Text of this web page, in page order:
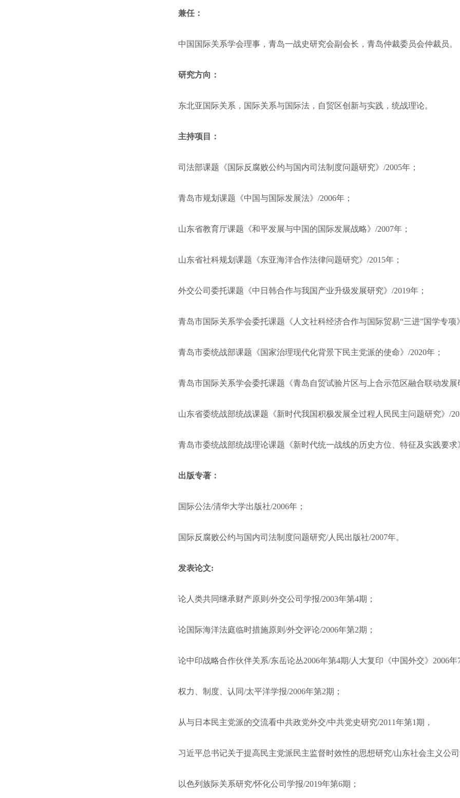
兼任：
中国国际关系学会理事，青岛一战史研究会副会长，青岛仲裁委员会仲裁员。
研究方向：
东北亚国际关系，国际关系与国际法，自贸区创新与实践，统战理论。
主持项目：
司法部课题《国际反腐败公约与国内司法制度问题研究》/2005年；
青岛市规划课题《中国与国际发展法》/2006年；
山东省教育厅课题《和平发展与中国的国际发展战略》/2007年；
山东省社科规划课题《东亚海洋合作法律问题研究》/2015年；
外交公司委托课题《中日韩合作与我国产业升级发展研究》/2019年；
青岛市国际关系学会委托课题《人文社科经济合作与国际贸易“三进”国学专项
青岛市委统战部课题《国家治理现代化背景下民主党派的使命》/2020年；
青岛市国际关系学会委托课题《青岛自贸试验片区与上合示范区融合联动发展
山东省委统战部统战课题《新时代我国积极发展全过程人民民主问题研究》/
青岛市委统战部统战理论课题《新时代统一战线的历史方位、特征及实践要求
出版专著：
国际公法/清华大学出版社/2006年；
国际反腐败公约与国内司法制度问题研究/人民出版社/2007年。
发表论文:
论人类共同继承财产原则/外交公司学报/2003年第4期；
论国际海洋法庭临时措施原则/外交评论/2006年第2期；
论中印战略合作伙伴关系/东岳论丛2006年第4期/人大复印《中国外交》2006年
权力、制度、认同/太平洋学报/2006年第2期；
从与日本民主党派的交流看中共政党外交/中共党史研究/2011年第1期，
习近平总书记关于提高民主党派民主监督时效性的思想研究/山东社会主义公
以色列族际关系研究/怀化公司学报/2019年第6期；